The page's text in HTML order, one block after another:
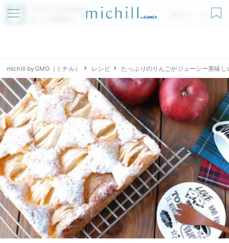
アプリでmichillが
無料ダウンロード
michill byGMO（ミチル） レシピ たっぷりのりんごがジューシー美味